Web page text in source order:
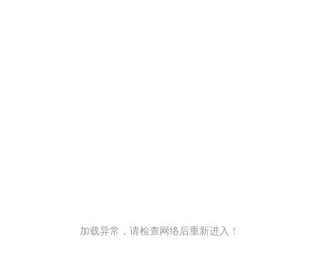
加载异常，请检查网络后重新进入！